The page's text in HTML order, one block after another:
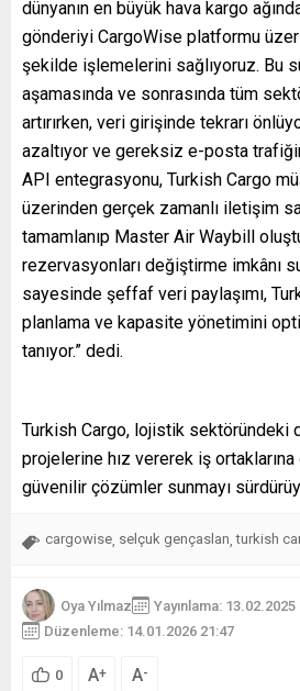
dünyanın en büyük hava kargo
gönderiyi CargoWise platformu
şekilde işlemelerini sağlıyoruz. Bu
aşamasında ve sonrasında tüm
artırırken, veri girişinde tekrarı
azaltıyor ve gereksiz e-posta
API entegrasyonu, Turkish Cargo
üzerinden gerçek zamanlı iletişim
tamamlanıp Master Air Waybill
rezervasyonları değiştirme imkânı
sayesinde şeffaf veri paylaşımı,
planlama ve kapasite yönetimini
tanıyor.” dedi.
Turkish Cargo, lojistik sektöründeki
projelerine hız vererek iş
güvenilir çözümler sunmayı
cargowise, selçuk gençaslan,turkish
Oya Yılmaz
Yayınlama: 13.02.2025
Düzenleme: 14.01.2026 21:47
0 A+ A-